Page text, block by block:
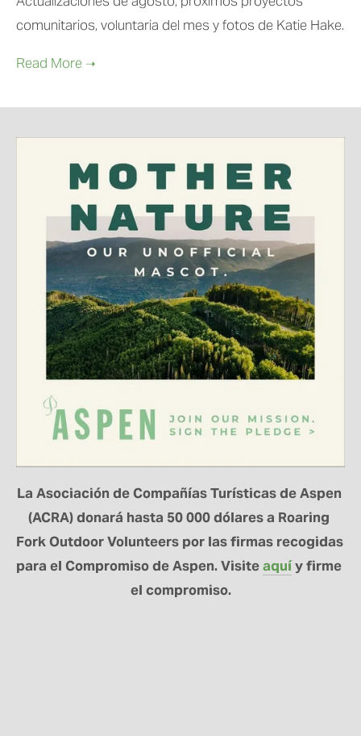
comunitarios, voluntaria del mes y fotos de Katie Hake.
La Asociación de Compañías Turísticas de Aspen
(ACRA) donará hasta 50 000 dólares a Roaring
Fork Outdoor Volunteers por las firmas recogidas
para el Compromiso de Aspen. Visite aquí y firme
el compromiso.